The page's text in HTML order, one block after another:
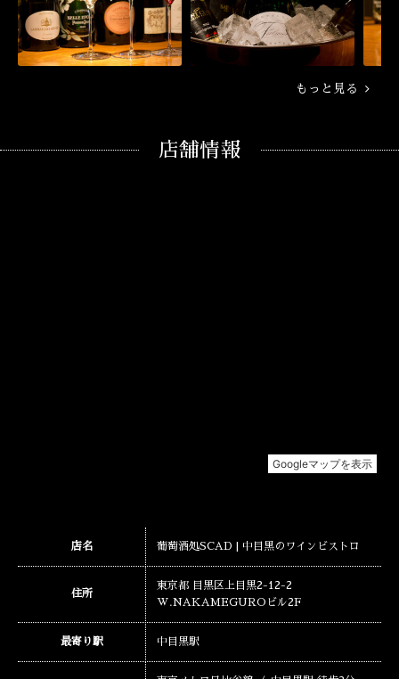
もっと見る
店舗情報
店名 葡萄酒処SCAD | 中目黒のワインビストロ
住所
東京都 目黒区上目黒2-12-2
W.NAKAMEGUROビル2F
最寄り駅 中目黒駅